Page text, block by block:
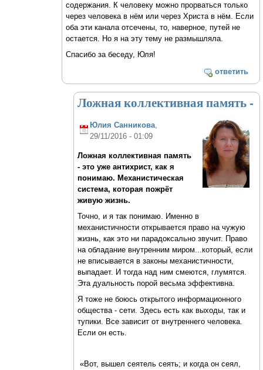
содержания. К человеку можно прорваться только
через человека в нём или через Христа в нём. Если
оба эти канала отсечены, то, наверное, путей не
остается. Но я на эту тему не размышляла.
Спасибо за беседу, Юля!
ответить
Ложная коллективная память -
Юлия Санникова,
29/11/2016 - 01:09
Ложная коллективная память
- это уже антихрист, как я
понимаю. Механистическая
система, которая пожрёт
живую жизнь.
Точно, и я так понимаю. Именно в
механистичности открывается право на чужую
жизнь, как это ни парадоксально звучит. Право
на обладание внутренним миром...который, если
не вписывается в законы механистичности,
выпадает. И тогда над ним смеются, глумятся.
Эта дуальность порой весьма эффективна.
Я тоже не боюсь открытого информационного
общества - сети. Здесь есть как выходы, так и
тупики. Все зависит от внутреннего человека.
Если он есть.
«Вот, вышел сеятель сеять; и когда он сеял,